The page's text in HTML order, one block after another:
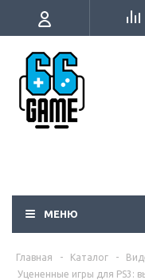
МЕНЮ
Главная - Каталог -
Уцененные игры для PS3: